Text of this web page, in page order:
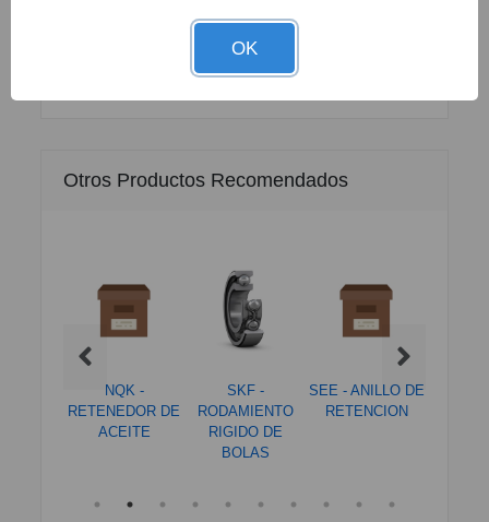
Información Sobre este Producto
Otros Productos Recomendados
NQK -
RETENEDOR DE
ACEITE
SKF -
RODAMIENTO
RIGIDO DE
BOLAS
SEE - ANILLO DE
RETENCION
OK